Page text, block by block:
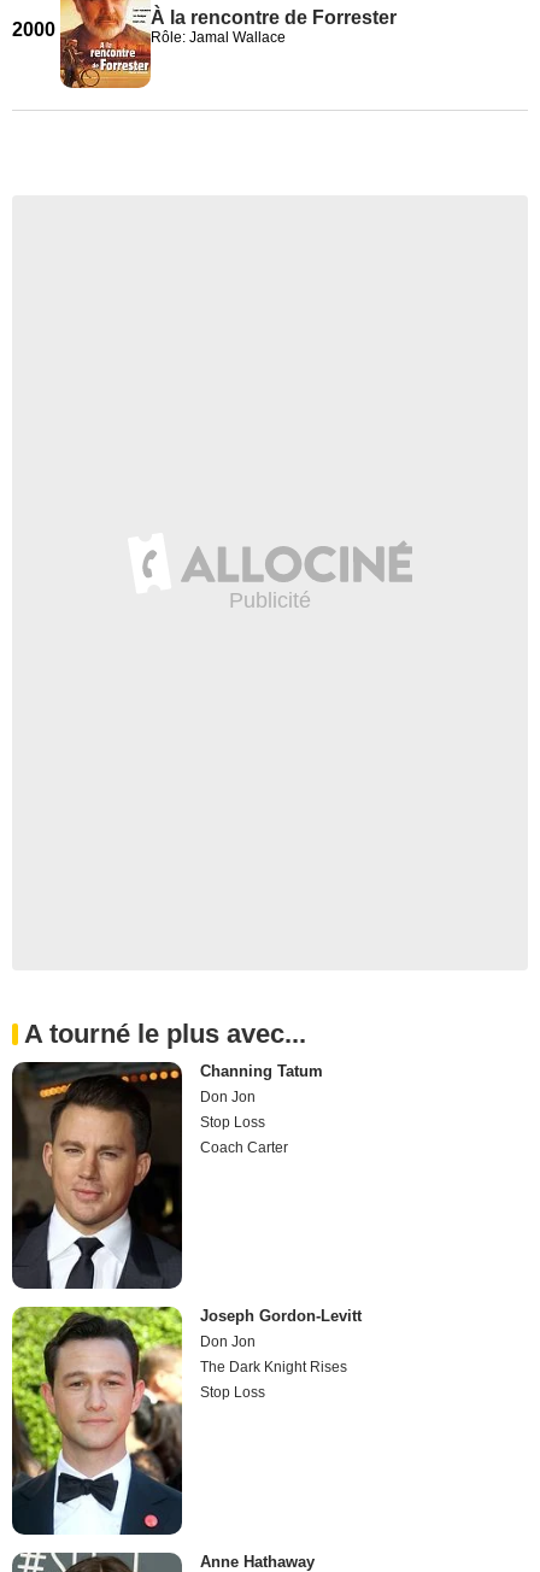
2000
À la rencontre de Forrester
Rôle: Jamal Wallace
A tourné le plus avec...
Channing Tatum
Don Jon
Stop Loss
Coach Carter
Joseph Gordon-Levitt
Don Jon
The Dark Knight Rises
Stop Loss
Anne Hathaway